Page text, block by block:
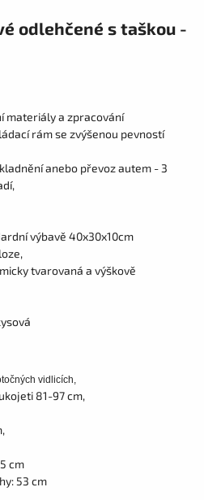
odlehčené s taškou -
materiály a zpracování
rám se zvýšenou pevností
anebo převoz autem - 3
výbavě 40x30x10cm
tvarovaná a výškově
vidlicích,
81-97 cm,
cm
53 cm